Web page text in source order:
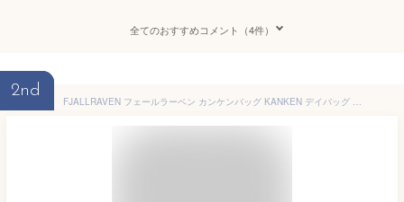
全てのおすすめコメント（4件）
2nd
FJALLRAVEN フェールラーベン カンケンバッグ KANKEN デイバッグ 手さげカバン 手提げバッグ リュック 23510 ブランド 正規品【Z4L】